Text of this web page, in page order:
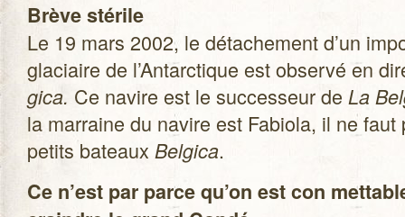
Brève sté­rile
Le 19 mars 2002, le déta­che­ment d’un
gla­ciaire de l’Antarctique est observé en
gica. Ce navire est le suc­ces­seur de La
la mar­raine du navire est Fabiola, il ne
petits bateaux Bel­gica.
Ce n’est par parce qu’on est con